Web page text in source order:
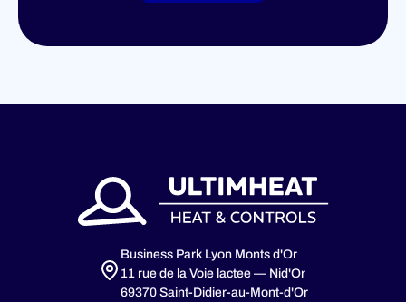
Business Park Lyon Monts d'Or
11 rue de la Voie lactee — Nid'Or
69370 Saint-Didier-au-Mont-d'Or